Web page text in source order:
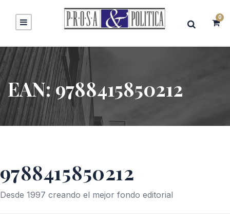
0
EAN:9788415850212
9788415850212
Desde 1997 creando el mejor fondo editorial